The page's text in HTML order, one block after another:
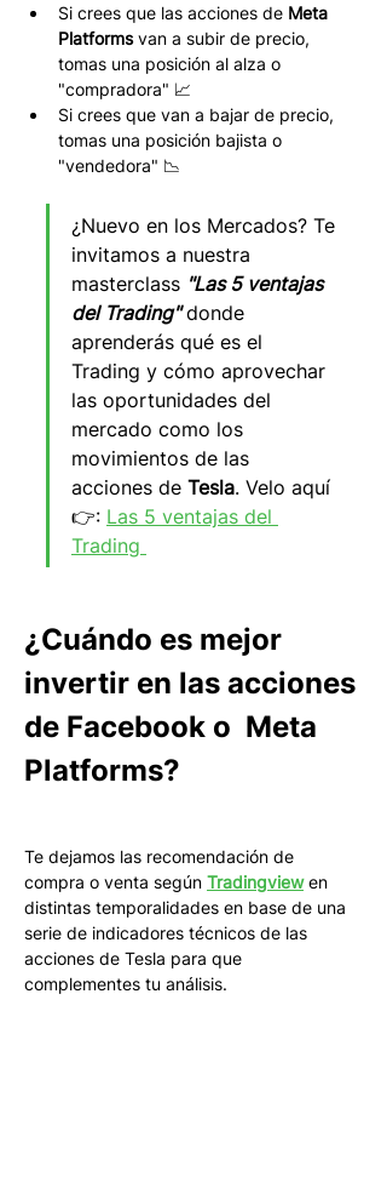
Si crees que las acciones de Meta
Platforms van a subir de precio,
tomas una posición al alza o
"compradora" 📈
Si crees que van a bajar de precio,
tomas una posición bajista o
"vendedora" 📉
¿Nuevo en los Mercados? Te
invitamos a nuestra
masterclass "Las 5 ventajas
del Trading" donde
aprenderás qué es el
Trading y cómo aprovechar
las oportunidades del
mercado como los
movimientos de las
acciones de Tesla. Velo aquí
👉: Las 5 ventajas del
Trading
¿Cuándo es mejor
invertir en las acciones
de Facebook o  Meta
Platforms?
Te dejamos las recomendación de
compra o venta según Tradingview en
distintas temporalidades en base de una
serie de indicadores técnicos de las
acciones de Tesla para que
complementes tu análisis.